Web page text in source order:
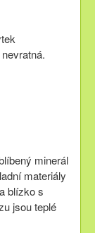
minerál
materiály
blízko s
jsou teplé